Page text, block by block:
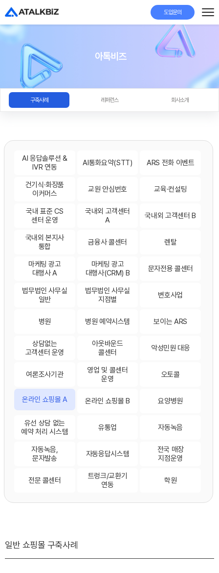
도입문의
아톡비즈
구축사례 레퍼런스 회사소개
AI 응답솔루션 &
IVR 연동
AI통화요약(STT) ARS 전화 이벤트
건기식·화장품
이커머스
교원 안심번호 교육·컨설팅
국내 표준 CS
센터 운영
국내외 고객센터
A
국내외 고객센터 B
국내외 본지사
통합
금융사 콜센터 렌탈
마케팅 광고
대행사 A
마케팅 광고
대행사(CRM) B
문자전용 콜센터
법무법인 사무실
일반
법무법인 사무실
지점별
변호사업
병원 병원 예약시스템 보이는 ARS
상담없는
고객센터 운영
아웃바운드
콜센터
악성민원 대응
여론조사기관
영업 및 콜센터
운영
오토콜
온라인 쇼핑몰 A 온라인 쇼핑몰 B 요양병원
유선 상담 없는
예약 처리 시스템
유통업 자동녹음
자동녹음,
문자발송
자동응답시스템
전국 매장
지점운영
전문 콜센터
트렁크/교환기
연동
학원
일반 쇼핑몰 구축사례